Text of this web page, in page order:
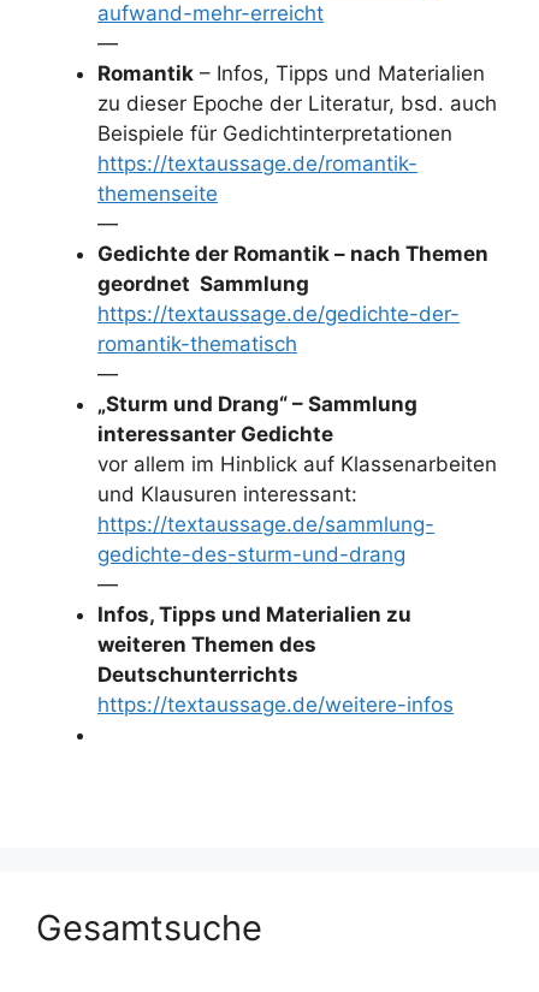
aufwand-mehr-erreicht
—
Romantik – Infos, Tipps und Materialien
zu dieser Epoche der Literatur, bsd. auch
Beispiele für Gedichtinterpretationen
https://textaussage.de/romantik-
themenseite
—
Gedichte der Romantik – nach Themen
geordnet Sammlung
https://textaussage.de/gedichte-der-
romantik-thematisch
—
„Sturm und Drang“ – Sammlung
interessanter Gedichte
vor allem im Hinblick auf Klassenarbeiten
und Klausuren interessant:
https://textaussage.de/sammlung-
gedichte-des-sturm-und-drang
—
Infos, Tipps und Materialien zu
weiteren Themen des
Deutschunterrichts
https://textaussage.de/weitere-infos
Gesamtsuche